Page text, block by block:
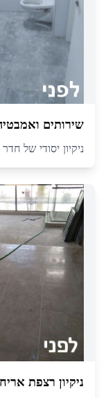
שירותים
ניקיון יסודי של
ניקיון רצפת